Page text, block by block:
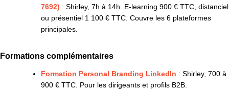
7692) : Shirley, 7h à 14h. E-learning 900 € TTC, distanciel
ou présentiel 1 100 € TTC. Couvre les 6 plateformes
principales.
Formations complémentaires
Formation Personal Branding LinkedIn : Shirley, 700 à
900 € TTC. Pour les dirigeants et profils B2B.